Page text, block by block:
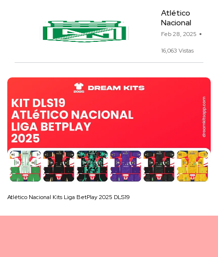
Atlético
Nacional
Feb 28, 2025
16,063 Vistas
Atlético Nacional Kits Liga BetPlay 2025 DLS19